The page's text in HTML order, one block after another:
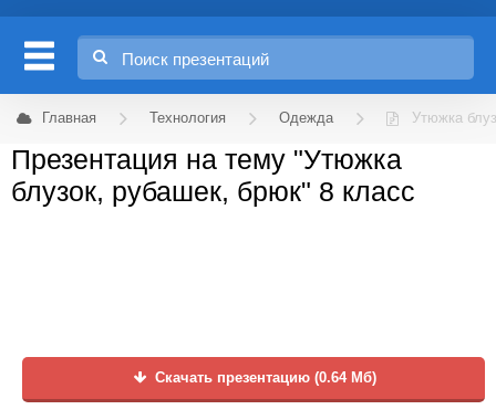
Главная Технология Одежда Утюжка
Презентация на тему "Утюжка
блузок, рубашек, брюк" 8 класс
Скачать презентацию (0.64 Мб)